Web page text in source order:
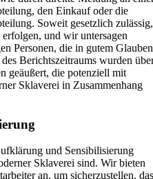
den Einkauf oder die
Soweit gesetzlich zulässig,
und wir untersagen
Personen, die in gutem Glauben
Berichtszeitraums wurden
geäußert, die potenziell mit
Sklaverei in Zusammenhang
und Sensibilisierung
Sklaverei sind. Wir bieten
an, um sicherzustellen,